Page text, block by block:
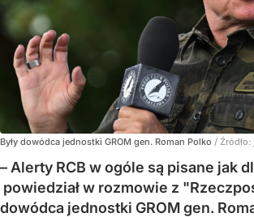
Były dowódca jednostki GROM gen. Roman Polko / Źródło:
– Alerty RCB w ogóle są pisane jak
powiedział w rozmowie z
dowódca jednostki GROM gen.